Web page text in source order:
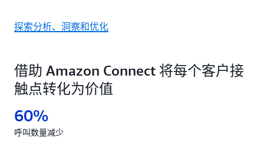
探索分析、洞察和优化
借助 Amazon Connect 将每个客户接
触点转化为价值
60%
呼叫数量减少